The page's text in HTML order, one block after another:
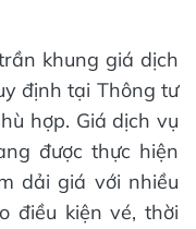
khung giá dịch
định tại Thông tư
hợp. Giá dịch vụ
được thực hiện
dải giá với nhiều
điều kiện vé, thời